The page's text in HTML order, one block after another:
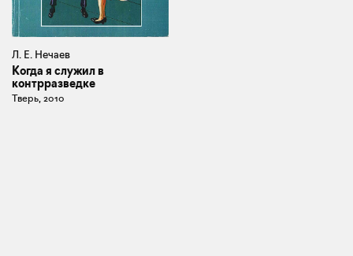
Л. Е. Нечаев
Когда я служил в
контрразведке
Тверь, 2010